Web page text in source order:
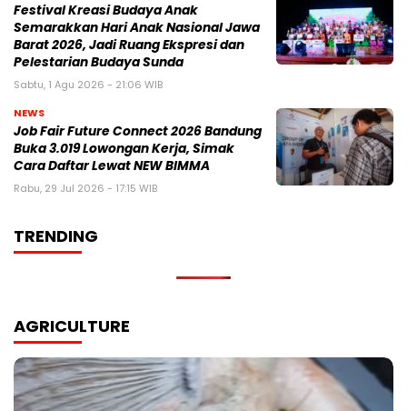
Festival Kreasi Budaya Anak
Semarakkan Hari Anak Nasional Jawa
Barat 2026, Jadi Ruang Ekspresi dan
Pelestarian Budaya Sunda
Sabtu, 1 Agu 2026 - 21:06 WIB
NEWS
Job Fair Future Connect 2026 Bandung
Buka 3.019 Lowongan Kerja, Simak
Cara Daftar Lewat NEW BIMMA
Rabu, 29 Jul 2026 - 17:15 WIB
TRENDING
AGRICULTURE